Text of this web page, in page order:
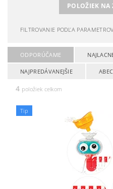
POLOŽIEK NA
FILTROVANIE PODĽA
ODPORÚČAME
NAJPREDÁVANEJŠIE
4 položiek celkom
Tip